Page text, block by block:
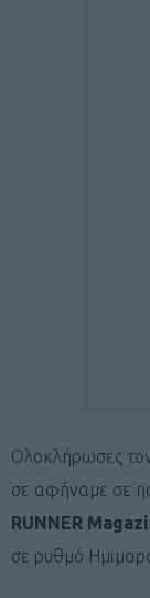
Ολοκλήρωσες
σε αφήναμε σε
RUNNER
σε ρυθμό